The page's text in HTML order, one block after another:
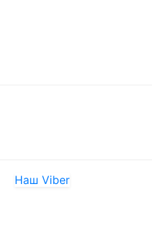
Наш Viber